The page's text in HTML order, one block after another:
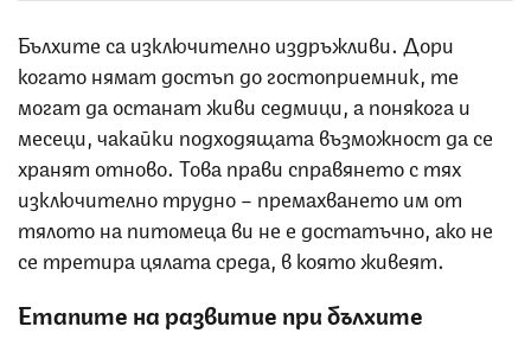
Бълхите са изключително издръжливи. Дори
когато нямат достъп до гостоприемник, те
могат да останат живи седмици, а понякога и
месеци, чакайки подходящата възможност да се
хранят отново. Това прави справянето с тях
изключително трудно – премахването им от
тялото на питомеца ви не е достатъчно, ако не
се третира цялата среда, в която живеят.
Етапите на развитие при бълхите